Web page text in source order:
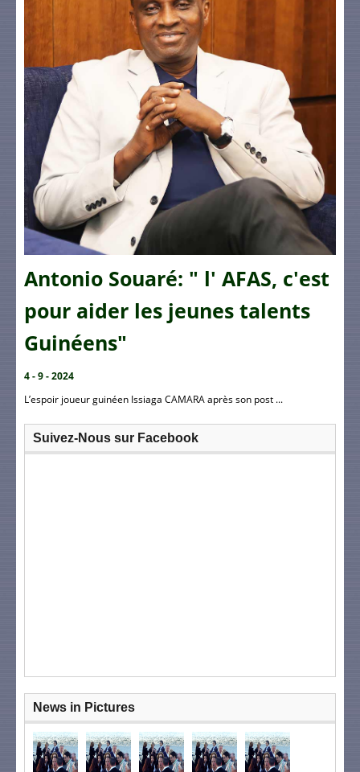
Antonio Souaré: " l' AFAS, c'est
pour aider les jeunes talents
Guinéens"
4 - 9 - 2024
L’espoir joueur guinéen Issiaga CAMARA après son post ...
Suivez-Nous sur Facebook
News in Pictures